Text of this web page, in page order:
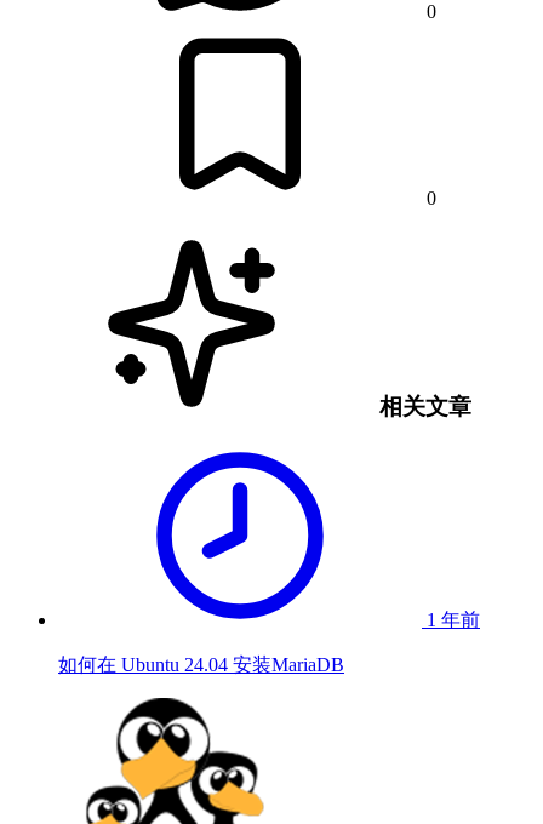
0
0
相关文章
1 年前
如何在 Ubuntu 24.04 安装MariaDB